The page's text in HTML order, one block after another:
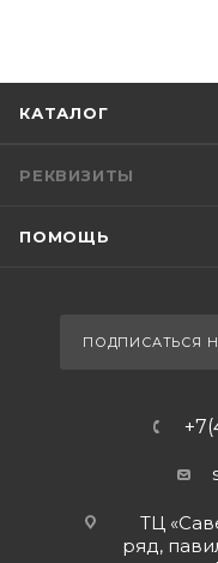
КАТАЛОГ
РЕКВИЗИТЫ
ПОМОЩЬ
ПОДПИСАТЬСЯ
ТЦ
ряд,